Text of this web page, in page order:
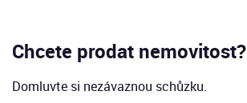
Chcete prodat nemovitost?
Domluvte si nezávaznou schůzku.